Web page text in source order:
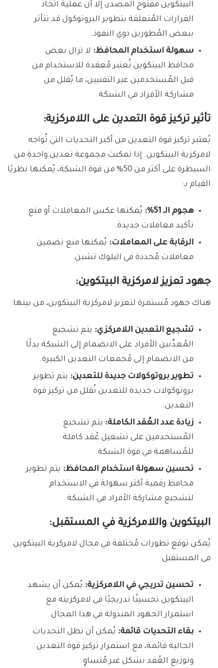
البيتكوين مفتوح المصدر، إلا أن عملية اتخاذ
القرارات المُتعلقة بتطوير البروتوكول قد تتأثر
ببعض المُطورين ذوي النفوذ.
سهولة استخدام المحافظ: لا تزال بعض
محافظ البيتكوين تُعتبر مُعقدة للاستخدام من
قبل المُستخدمين غير التقنيين، ما يُقلل من
مشاركة الأفراد في الشبكة.
تأثير تركيز قوة التعدين على اللامركزية:
يُعتبر تركيز قوة التعدين من أكبر التحديات التي تُواجه
لامركزية البيتكوين. إذا تمكنت مجموعة تعدين واحدة من
السيطرة على أكثر من 50% من قوة الشبكة، يُمكنها نظريًا
القيام بـ:
هجوم الـ 51%:
يُمكنها عكس المعاملات أو منع
تأكيد معاملات جديدة.
الرقابة على المعاملات: يُمكنها منع تضمين
معاملات مُحددة في البلوك تشين.
جهود تعزيز لامركزية البيتكوين:
هناك جهود مُستمرة لتعزيز لامركزية البيتكوين، من بينها:
تشجيع التعدين اللامركزي: يتم تشجيع
المُعدِّنين الأفراد على الانضمام إلى الشبكة بدلًا
من الانضمام إلى مُجمعات التعدين الكبيرة.
تطوير بروتوكولات جديدة للتعدين: يتم تطوير
بروتوكولات جديدة للتعدين تُقلل من تركيز قوة
التعدين.
زيادة عدد العُقد الكاملة: يتم تشجيع
المُستخدمين على تشغيل عُقد كاملة
للمُساهمة في قوة الشبكة.
تحسين سهولة استخدام المحافظ: يتم تطوير
محافظ رقمية أكثر سهولة في الاستخدام
لتشجيع مشاركة الأفراد في الشبكة.
البيتكوين واللامركزية في المستقبل:
يُمكن توقع تطورات مُختلفة في مجال لامركزية البيتكوين
في المستقبل:
تحسين تدريجي في اللامركزية: يُمكن أن يشهد
البيتكوين تحسينًا تدريجيًا في لامركزيته مع
استمرار الجهود المبذولة في هذا المجال.
بقاء التحديات قائمة: يُمكن أن تظل التحديات
الحالية قائمة، مع استمرار تركيز قوة التعدين
وتوزيع العُقد بشكل غير مُتساوٍ.